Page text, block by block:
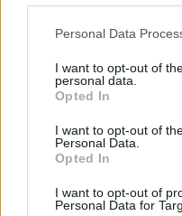
Please note that this
not limited to your visit or
grant or deny consent to
use your data for below
consent section.
Personal Data
I want to opt-out of
personal data.
Opted In
I want to opt-out of
Personal Data.
Opted In
I want to opt-out of
Personal Data for